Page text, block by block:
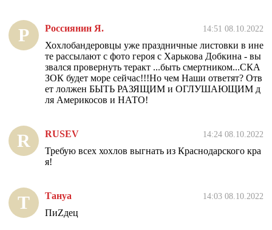
Р Россиянин Я. 14:51 08.10.2022
Хохлобандеровцы уже праздничные листовки в ине
те рассылают с фото героя с Харькова Добкина - вы
звался провернуть теракт ...быть смертником...СКА
ЗОК будет море сейчас!!!Но чем Наши ответят? Отв
ет лолжен БЫТЬ РАЗЯЩИМ и ОГЛУШАЮЩИМ д
ля Америкосов и НАТО!
R RUSEV 14:24 08.10.2022
Требую всех хохлов выгнать из Краснодарского кра
я!
Т Тануа 14:03 08.10.2022
ПиZдец